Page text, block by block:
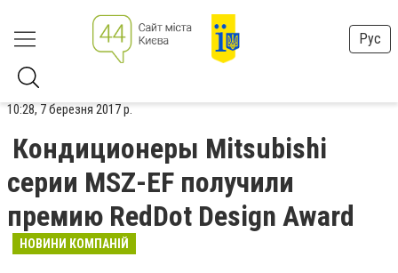
Рус
10:28, 7 березня 2017 р.
Кондиционеры Mitsubishi
серии MSZ-EF получили
премию RedDot Design Award
НОВИНИ КОМПАНІЙ